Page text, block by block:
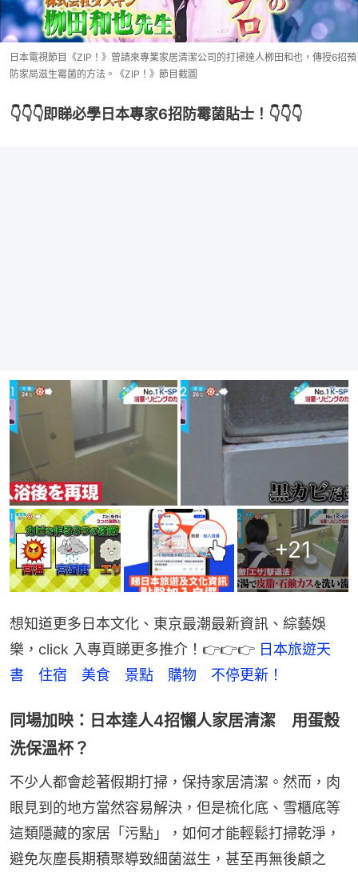
日本電視節目《ZIP！》曾請來專業家居清潔公司的打掃達人栁田和也，傳授6招預
防家局滋生霉菌的方法。《ZIP！》節目截圖
👇👇👇即睇必學日本專家6招防霉菌貼士！👇👇👇
+21
想知道更多日本文化、東京最潮最新資訊、綜藝娛
樂，click 入專頁睇更多推介！👉👉👉 日本旅遊天
書　住宿　美食　景點　購物　不停更新！
同場加映：日本達人4招懶人家居清潔 用蛋殼
洗保溫杯？
不少人都會趁著假期打掃，保持家居清潔。然而，肉
眼見到的地方當然容易解決，但是梳化底、雪櫃底等
這類隱藏的家居「污點」，如何才能輕鬆打掃乾淨，
避免灰塵長期積聚導致細菌滋生，甚至再無後顧之